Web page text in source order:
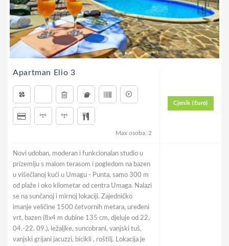
Apartman Elio 3
Max osoba: 2
Cjenik (Euro)
Novi udoban, moderan i funkcionalan studio u
prizemlju s malom terasom i pogledom na bazen
u višečlanoj kući u Umagu - Punta, samo 300 m
od plaže i oko kilometar od centra Umaga. Nalazi
se na sunčanoj i mirnoj lokaciji. Zajedničko
imanje veličine 1500 četvornih metara, uređeni
vrt, bazen (8x4 m dubine 135 cm, djeluje od 22.
04.-22. 09.), ležaljke, suncobrani, vanjski tuš,
vanjski grijani jacuzzi, bicikli , roštilj. Lokacija je